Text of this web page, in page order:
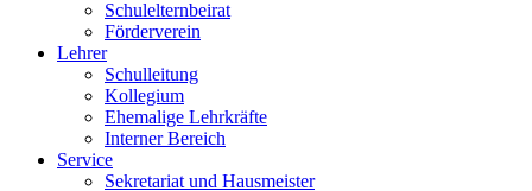
Schulelternbeirat
Förderverein
Lehrer
Schulleitung
Kollegium
Ehemalige Lehrkräfte
Interner Bereich
Service
Sekretariat und Hausmeister